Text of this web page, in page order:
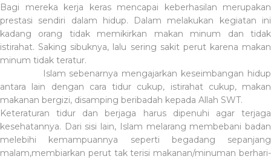
Bagi mereka kerja keras mencapai keberhasilan merupakan
prestasi sendiri dalam hidup.
Dalam melakukan kegiatan ini
kadang orang tidak memikirkan makan minum dan tidak
istirahat. Saking sibuknya, lalu sering sakit perut karena makan
minum tidak teratur.
Islam sebenarnya mengajarkan keseimbangan hidup
antara lain dengan cara tidur cukup, istirahat cukup, makan
makanan bergizi, disamping beribadah kepada Allah SWT.
Keteraturan tidur dan berjaga harus dipenuhi agar terjaga
kesehatannya. Dari sisi lain, Islam melarang membebani badan
melebihi kemampuannya seperti begadang sepanjang
malam,membiarkan perut tak terisi makanan/minuman berhari-